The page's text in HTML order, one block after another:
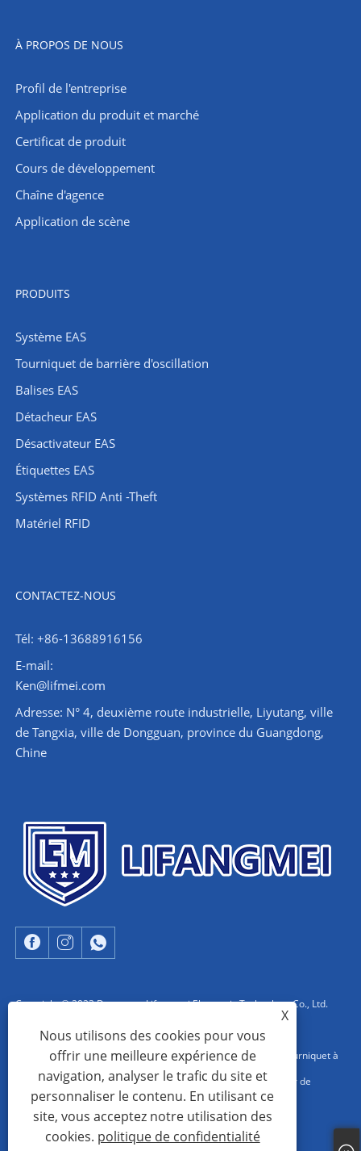
À PROPOS DE NOUS
Profil de l'entreprise
Application du produit et marché
Certificat de produit
Cours de développement
Chaîne d'agence
Application de scène
PRODUITS
Système EAS
Tourniquet de barrière d'oscillation
Balises EAS
Détacheur EAS
Désactivateur EAS
Étiquettes EAS
Systèmes RFID Anti -Theft
Matériel RFID
CONTACTEZ-NOUS
Tél: +86-13688916156
E-mail:
Ken@lifmei.com
Adresse: N° 4, deuxième route industrielle, Liyutang, ville
de Tangxia, ville de Dongguan, province du Guangdong,
Chine
Copyright © 2023 Dongguan Lifangmei Electronic Technology Co., Ltd.
Tous droits réservés.
Chine fabricant de système EAS, système EAS AM, usine de tourniquet à
barrière pivotante, système AM en aluminium EAS, fournisseur de
système EAS RF en Chine
Links Sitemap RSS XML
X
Nous utilisons des cookies pour vous
offrir une meilleure expérience de
navigation, analyser le trafic du site et
personnaliser le contenu. En utilisant ce
site, vous acceptez notre utilisation des
cookies. politique de confidentialité